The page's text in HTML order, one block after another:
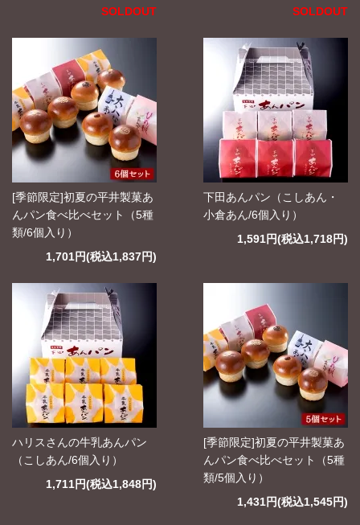
SOLDOUT
SOLDOUT
[季節限定]初夏の平井製菓あ
んパン食べ比べセット（5種
類/6個入り）
1,701円(税込1,837円)
下田あんパン（こしあん・
小倉あん/6個入り）
1,591円(税込1,718円)
ハリスさんの牛乳あんパン
（こしあん/6個入り）
1,711円(税込1,848円)
[季節限定]初夏の平井製菓あ
んパン食べ比べセット（5種
類/5個入り）
1,431円(税込1,545円)